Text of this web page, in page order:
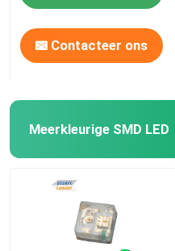
Contacteer ons
Meerkleurige SMD LED